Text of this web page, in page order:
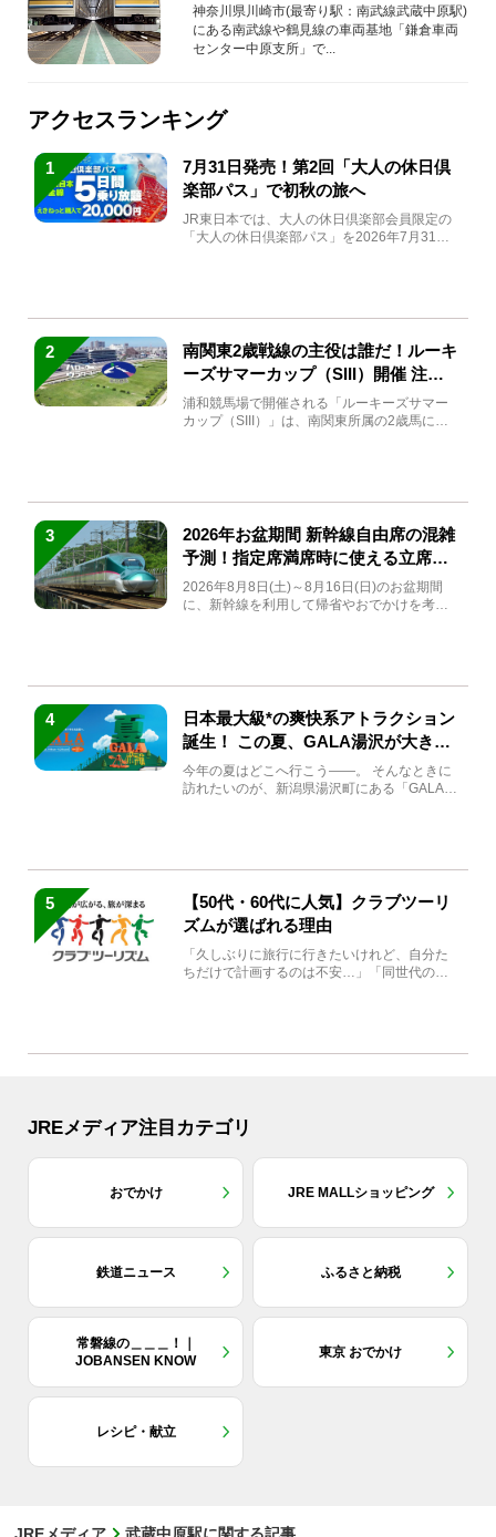
子もご紹介！
神奈川県川崎市(最寄り駅：南武線武蔵中原駅)
にある南武線や鶴見線の車両基地「鎌倉車両
センター中原支所」で...
アクセスランキング
1
7月31日発売！第2回「大人の休日倶
楽部パス」で初秋の旅へ
JR東日本では、大人の休日倶楽部会員限定の
「大人の休日倶楽部パス」を2026年7月31日
2
南関東2歳戦線の主役は誰だ！ルーキ
ーズサマーカップ（SIII）開催 注目
馬と見どころをチェック
浦和競馬場で開催される「ルーキーズサマー
カップ（SIII）」は、南関東所属の2歳馬によ
3
2026年お盆期間 新幹線自由席の混雑
予測！指定席満席時に使える立席特
急券も解説
2026年8月8日(土)～8月16日(日)のお盆期間
に、新幹線を利用して帰省やおでかけを考え
4
日本最大級*の爽快系アトラクション
誕生！ この夏、GALA湯沢が大きく
生まれ変わる
今年の夏はどこへ行こう――。 そんなときに
訪れたいのが、新潟県湯沢町にある「GALA湯
5
【50代・60代に人気】クラブツーリ
ズムが選ばれる理由
「久しぶりに旅行に行きたいけれど、自分た
ちだけで計画するのは不安…」「同世代の方
JREメディア注目カテゴリ
おでかけ JRE MALLショッピング
鉄道ニュース ふるさと納税
常磐線の＿＿＿！｜
JOBANSEN KNOW
東京 おでかけ
レシピ・献立